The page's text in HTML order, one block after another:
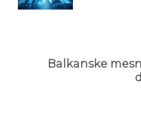
Balkanske